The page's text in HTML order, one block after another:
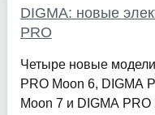
DIGMA: новые
PRO
Четыре новые
PRO Moon 6, DIGMA
Moon 7 и DIGMA